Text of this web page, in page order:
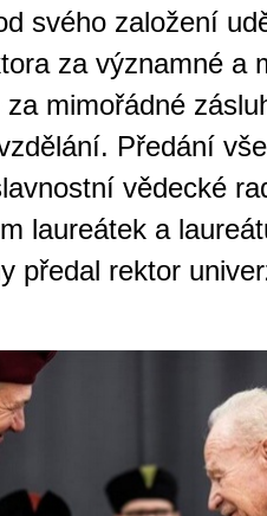
svého založení
za významné a
mimořádné
Předání
vědecké
laureátek a
předal rektor
Brno je
zajímavé
restaurace,
místem, kde si
hry. V
širokou nabídku her
jak pro pravidelné